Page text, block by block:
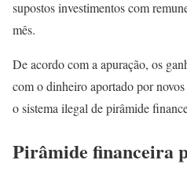
supostos investimentos com
mês.
De acordo com a apuração, os
com o dinheiro aportado por
o sistema ilegal de pirâmide
Pirâmide financeira